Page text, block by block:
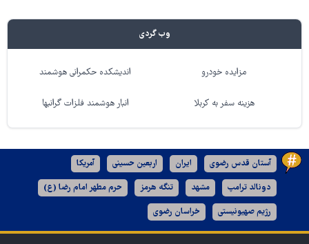
وب گردی
مزایده خودرو اندیشکده حکمرانی هوشمند
هزینه سفر به کربلا انبار هوشمند فلزات گرانبها
آستان قدس رضوی ایران اربعین حسینی آمریکا
دونالد ترامپ مشهد تنگه هرمز حرم مطهر امام رضا (ع)
رژیم صهیونیستی خراسان رضوی